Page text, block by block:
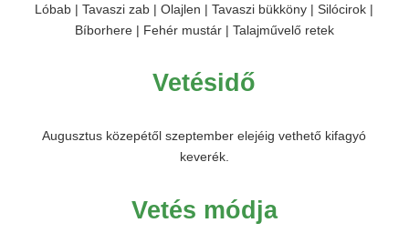
Lóbab | Tavaszi zab | Olajlen | Tavaszi bükköny | Silócirok |
Bíborhere | Fehér mustár | Talajművelő retek
Vetésidő
Augusztus közepétől szeptember elejéig vethető kifagyó
keverék.
Vetés módja